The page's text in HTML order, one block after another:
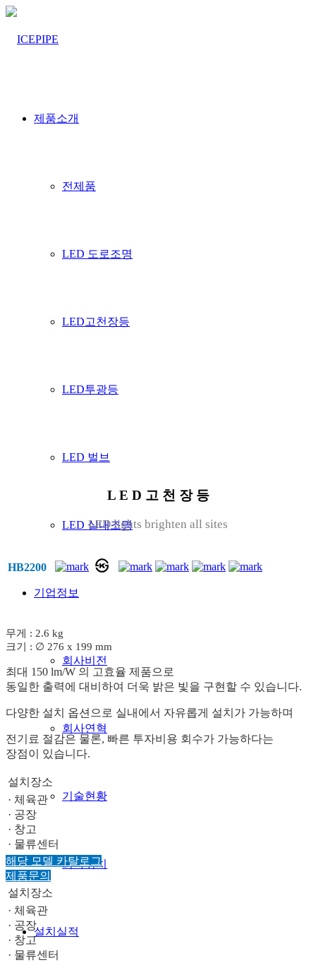
제품소개
전제품
LED 도로조명
LED고천장등
LED투광등
LED 벌브
LED 실내조명
기업정보
회사비전
회사연혁
기술현황
회사위치
설치실적
L E D 고 천 장 등
LED lights brighten all sites
HB2200
무게 : 2.6 kg
크기 : ∅ 276 x 199 mm
최대 150 lm/W 의 고효율 제품으로
동일한 출력에 대비하여 더욱 밝은 빛을 구현할 수 있습니다.
다양한 설치 옵션으로 실내에서 자유롭게 설치가 가능하며
전기료 절감은 물론, 빠른 투자비용 회수가 가능하다는
장점이 있습니다.
설치장소
· 체육관
· 공장
· 창고
· 물류센터
해당 모델 카탈로그
제품문의
설치장소
· 체육관
· 공장
· 창고
· 물류센터